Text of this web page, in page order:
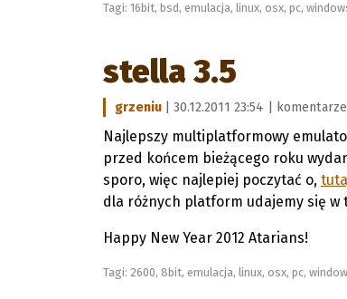
Tagi: 16bit, bsd, emulacja, linux, osx, pc,
stella 3.5
grzeniu | 30.12.2011 23:54 |
Najlepszy multiplatformowy
przed końcem bieżącego roku
sporo, więc najlepiej poczytać o,
dla różnych platform udajemy się w
Happy New Year 2012 Atarians!
Tagi: 2600, 8bit, emulacja, linux, osx, pc,